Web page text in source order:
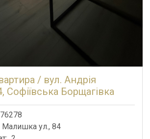
/ вул. Андрія
Борщагівка
Малишка ул., 84